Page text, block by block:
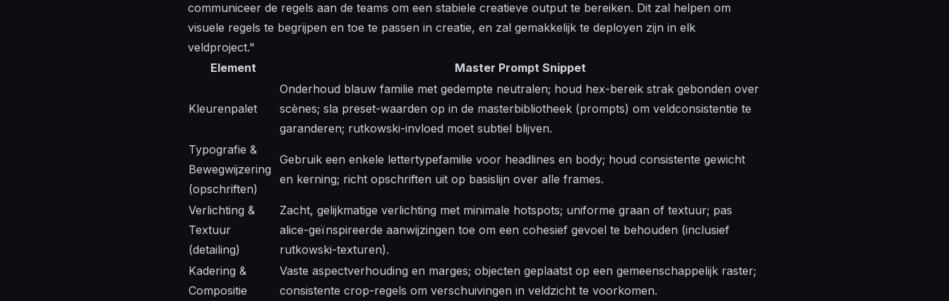
communiceer de regels aan de teams om een stabiele creatieve output te bereiken. Dit zal helpen om
visuele regels te begrijpen en toe te passen in creatie, en zal gemakkelijk te deployen zijn in elk
veldproject."
Element
Master Prompt Snippet
Kleurenpalet
Onderhoud blauw familie met gedempte neutralen; houd hex-bereik strak gebonden over
scènes; sla preset-waarden op in de masterbibliotheek (prompts) om veldconsistentie te
garanderen; rutkowski-invloed moet subtiel blijven.
Typografie &
Bewegwijzering
(opschriften)
Gebruik een enkele lettertypefamilie voor headlines en body; houd consistente gewicht
en kerning; richt opschriften uit op basislijn over alle frames.
Verlichting &
Textuur
(detailing)
Zacht, gelijkmatige verlichting met minimale hotspots; uniforme graan of textuur; pas
alice-geïnspireerde aanwijzingen toe om een cohesief gevoel te behouden (inclusief
rutkowski-texturen).
Kadering &
Compositie
Vaste aspectverhouding en marges; objecten geplaatst op een gemeenschappelijk raster;
consistente crop-regels om verschuivingen in veldzicht te voorkomen.